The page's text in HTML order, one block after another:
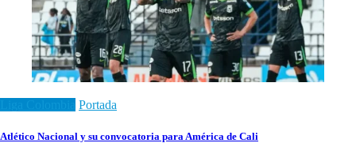
Portada
Atlético Nacional y su convocatoria para América de Cali